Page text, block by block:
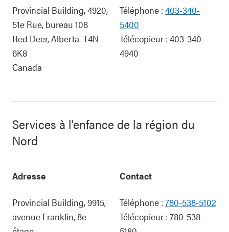
Provincial Building, 4920,
51e Rue, bureau 108
Red Deer,Alberta T4N
6K8
Canada
Téléphone : 403-340-
5400
Télécopieur : 403-340-
4940
Services à l’enfance de la région du
Nord
Adresse
Provincial Building, 9915,
avenue Franklin, 8e
Contact
Téléphone : 780-538-5102
Télécopieur : 780-538-